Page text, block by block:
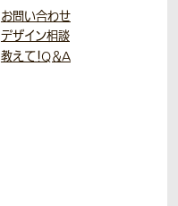
お問い合わせ
デザイン相談
教えて！Q＆A